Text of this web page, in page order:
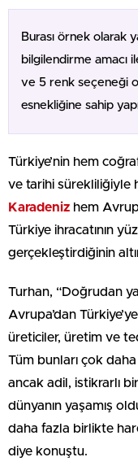
Burası örnek olarak
bilgilendirme amacı
ve 5 renk seçeneği
esnekliğine sahip
Türkiye’nin hem
ve tarihi sürekliliğiyle
Karadeniz hem
Türkiye ihracatının
gerçekleştirdiğinin
Turhan, “Doğrudan
Avrupa’dan
üreticiler, üretim ve
Tüm bunları çok
ancak adil, istikrarlı
dünyanın yaşamış
daha fazla birlikte
diye konuştu.